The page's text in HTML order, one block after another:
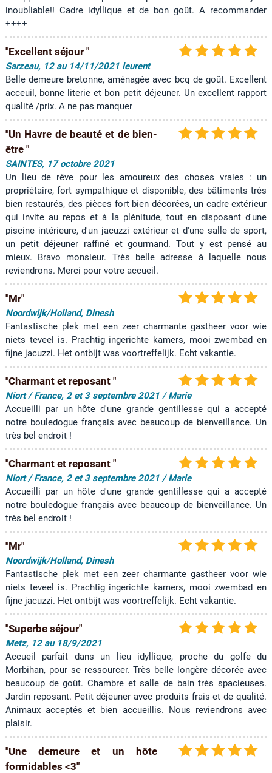
inoubliable!! Cadre idyllique et de bon goût. A recommander
++++
"Excellent séjour "
Sarzeau, 12 au 14/11/2021 leurent
Belle demeure bretonne, aménagée avec bcq de goût. Excellent
acceuil, bonne literie et bon petit déjeuner. Un excellent rapport
qualité /prix. A ne pas manquer
"Un Havre de beauté et de bien-
être "
SAINTES, 17 octobre 2021
Un lieu de rêve pour les amoureux des choses vraies : un
propriétaire, fort sympathique et disponible, des bâtiments très
bien restaurés, des pièces fort bien décorées, un cadre extérieur
qui invite au repos et à la plénitude, tout en disposant d'une
piscine intérieure, d'un jacuzzi extérieur et d'une salle de sport,
un petit déjeuner raffiné et gourmand. Tout y est pensé au
mieux. Bravo monsieur. Très belle adresse à laquelle nous
reviendrons. Merci pour votre accueil.
"Mr"
Noordwijk/Holland, Dinesh
Fantastische plek met een zeer charmante gastheer voor wie
niets teveel is. Prachtig ingerichte kamers, mooi zwembad en
fijne jacuzzi. Het ontbijt was voortreffelijk. Echt vakantie.
"Charmant et reposant "
Niort / France, 2 et 3 septembre 2021 / Marie
Accueilli par un hôte d'une grande gentillesse qui a accepté
notre bouledogue français avec beaucoup de bienveillance. Un
très bel endroit !
"Charmant et reposant "
Niort / France, 2 et 3 septembre 2021 / Marie
Accueilli par un hôte d'une grande gentillesse qui a accepté
notre bouledogue français avec beaucoup de bienveillance. Un
très bel endroit !
"Mr"
Noordwijk/Holland, Dinesh
Fantastische plek met een zeer charmante gastheer voor wie
niets teveel is. Prachtig ingerichte kamers, mooi zwembad en
fijne jacuzzi. Het ontbijt was voortreffelijk. Echt vakantie.
"Superbe séjour"
Metz, 12 au 18/9/2021
Accueil parfait dans un lieu idyllique, proche du golfe du
Morbihan, pour se ressourcer. Très belle longère décorée avec
beaucoup de goût. Chambre et salle de bain très spacieuses.
Jardin reposant. Petit déjeuner avec produits frais et de qualité.
Animaux acceptés et bien accueillis. Nous reviendrons avec
plaisir.
"Une demeure et un hôte
formidables <3"